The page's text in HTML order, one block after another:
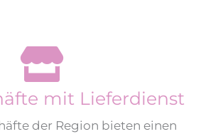
mit Lieferdienst
der Region bieten einen